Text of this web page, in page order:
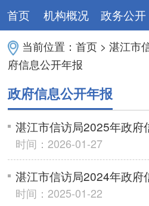
首页 机构概况 政务公开
当前位置：首页 >湛江市
府信息公开年报
政府信息公开年报
湛江市信访局2025年政府
时间：2026-01-27
湛江市信访局2024年政府
时间：2025-01-22